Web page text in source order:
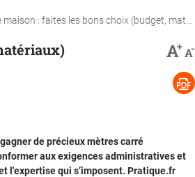
: faites les bons choix (budget, matériaux)
A+A-
de précieux mètres carré
aux exigences administratives et
l'expertise qui s’imposent. Pratique.fr